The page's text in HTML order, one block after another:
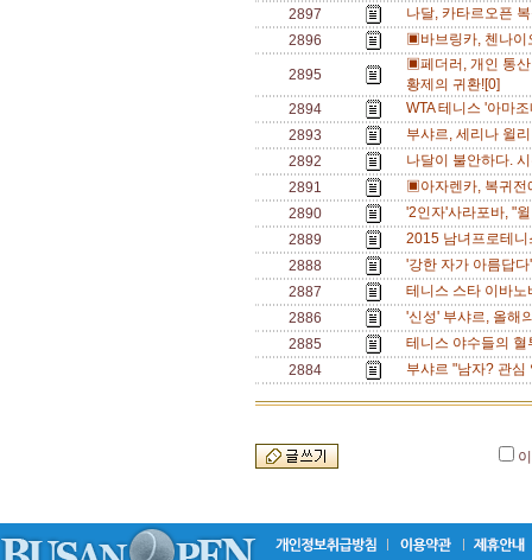
2897
나달, 카타르오픈
2896
▣바브링카, 첸나
2895
▣페더러, 개인 통
황제의 귀환![0]
2894
WTA 테니스 '아마
2893
부샤르, 세리나 윌
2892
나달이 불안하다.
2891
▣아자렌카, 복귀전
2890
'2인자'사라포바, "
2889
2015 남녀프로테
2888
'강한 자가 아름답
2887
테니스 스타 이바
2886
'신성' 부샤르, 올해
2885
테니스 야수들의
2884
부샤르 "남자? 관